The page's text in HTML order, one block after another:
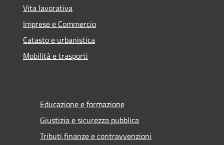
Vita lavorativa
Imprese e Commercio
Catasto e urbanistica
Mobilità e trasporti
Educazione e formazione
Giustizia e sicurezza pubblica
Tributi,finanze e contravvenzioni